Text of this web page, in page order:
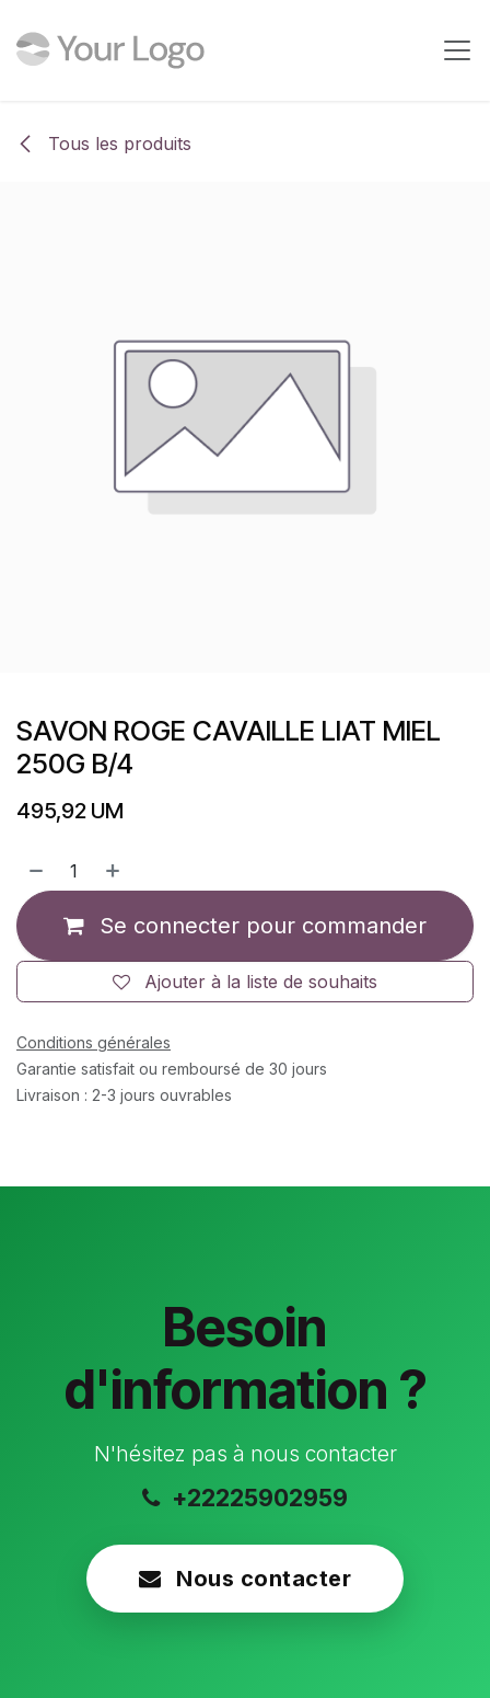
Tous les produits
SAVON ROGE CAVAILLE LIAT MIEL
250G B/4
495,92 UM
Se connecter pour commander
Ajouter à la liste de souhaits
Conditions générales
Garantie satisfait ou remboursé de 30 jours
Livraison : 2-3 jours ouvrables
Besoin
d'information ?
N'hésitez pas à nous contacter
+22225902959
Nous contacter